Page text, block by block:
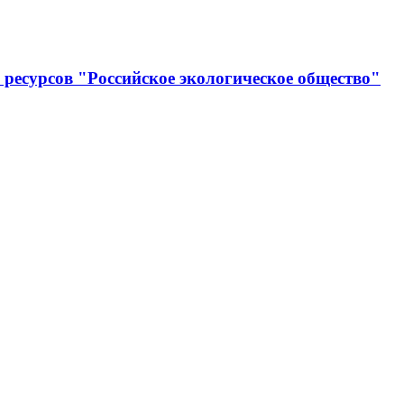
"Российское экологическое общество"